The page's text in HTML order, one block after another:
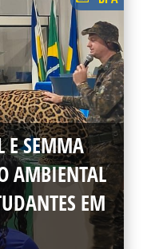
E SEMMA
AMBIENTAL
EM